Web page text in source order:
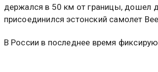
держался в 50 км от границы, дошел
присоединился эстонский самолет
В России в последнее время